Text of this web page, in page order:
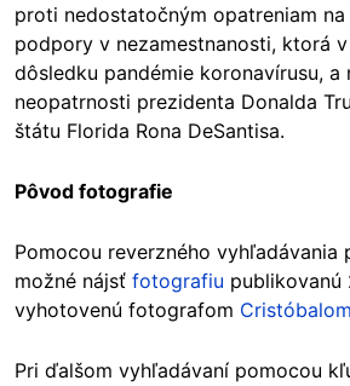
proti nedostatočným opatreniam
podpory v nezamestnanosti, ktorá
dôsledku pandémie koronavírusu,
neopatrnosti prezidenta Donalda
štátu Florida Rona DeSantisa.
Pôvod fotografie
Pomocou reverzného vyhľadávania
možné nájsť fotografiu publikovanú
vyhotovenú fotografom
Pri ďalšom vyhľadávaní pomocou